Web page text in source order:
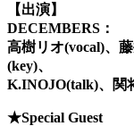
【出演】
DECEMBERS：
高樹リオ(vocal)、
(key)、
K.INOJO(talk)、関
★Special Guest